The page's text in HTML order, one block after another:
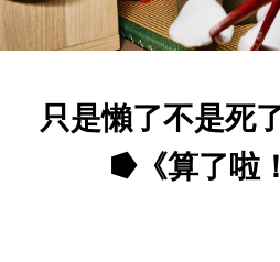
只是懶了不是死
⭓《算了啦